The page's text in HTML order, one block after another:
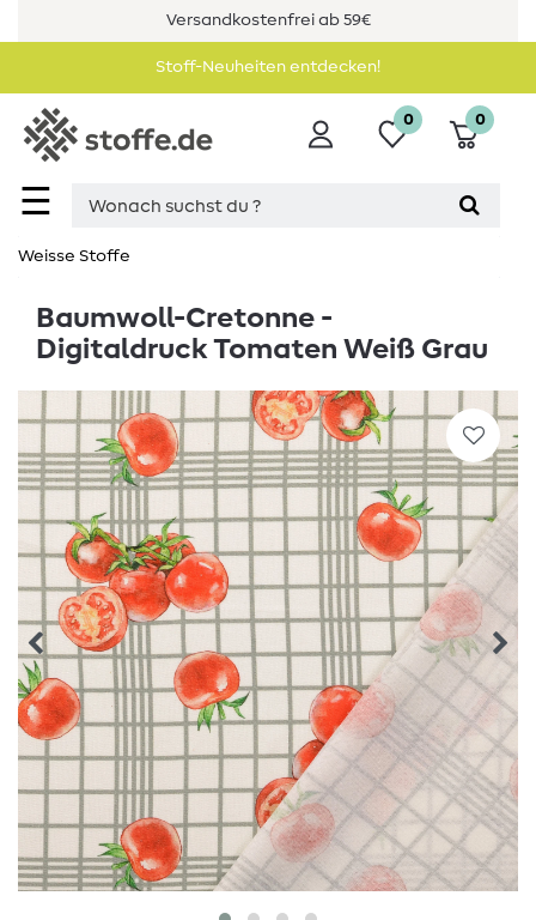
Versandkostenfrei ab 59€
Stoff-Neuheiten entdecken!
☰
0 0
Weisse Stoffe
Baumwoll-Cretonne -
Digitaldruck Tomaten Weiß Grau